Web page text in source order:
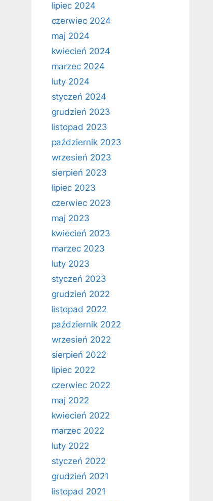
lipiec 2024
czerwiec 2024
maj 2024
kwiecień 2024
marzec 2024
luty 2024
styczeń 2024
grudzień 2023
listopad 2023
październik 2023
wrzesień 2023
sierpień 2023
lipiec 2023
czerwiec 2023
maj 2023
kwiecień 2023
marzec 2023
luty 2023
styczeń 2023
grudzień 2022
listopad 2022
październik 2022
wrzesień 2022
sierpień 2022
lipiec 2022
czerwiec 2022
maj 2022
kwiecień 2022
marzec 2022
luty 2022
styczeń 2022
grudzień 2021
listopad 2021